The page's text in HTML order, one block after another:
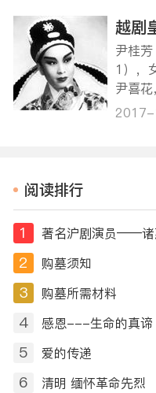
行交流
格清
如梦
了广
越剧
尹桂
1），
尹喜
年出生
阅读排行
1 著名沪剧演员——诸
2 购墓须知
3 购墓所需材料
4 感恩---生命的真谛
5 爱的传递
6 清明 缅怀革命先烈